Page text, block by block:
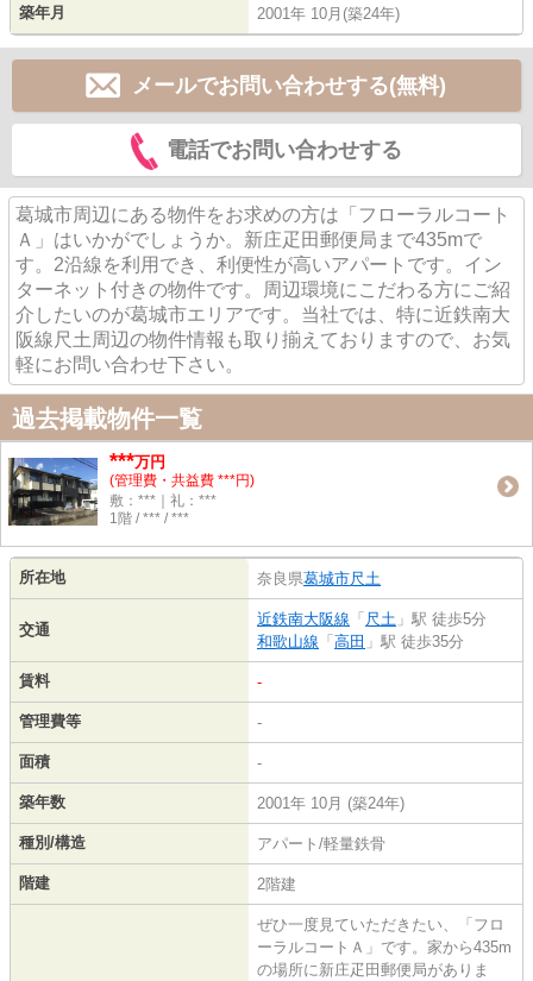
築年月 2001年 10月(築24年)
メールでお問い合わせする(無料)
電話でお問い合わせする
葛城市周辺にある物件をお求めの方は「フローラルコート
Ａ」はいかがでしょうか。新庄疋田郵便局まで435mで
す。2沿線を利用でき、利便性が高いアパートです。イン
ターネット付きの物件です。周辺環境にこだわる方にご紹
介したいのが葛城市エリアです。当社では、特に近鉄南大
阪線尺土周辺の物件情報も取り揃えておりますので、お気
軽にお問い合わせ下さい。
過去掲載物件一覧
***万円
(管理費・共益費 ***円)
敷：***｜礼：***
1階 / *** / ***
所在地 奈良県葛城市尺土
交通
近鉄南大阪線 「 尺土 」駅 徒歩5分
和歌山線 「 高田 」駅 徒歩35分
賃料 -
管理費等 -
面積 -
築年数 2001年 10月 (築24年)
種別/構造 アパート/軽量鉄骨
階建 2階建
ぜひ一度見ていただきたい、「フロ
ーラルコートＡ」です。家から435m
の場所に新庄疋田郵便局がありま